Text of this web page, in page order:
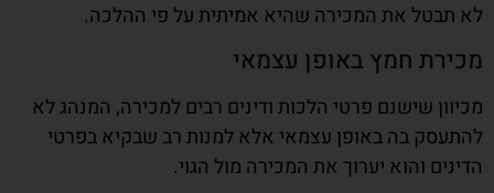
לא תבטל את המכירה שהיא אמיתית על פי ההלכה.
מכירת חמץ באופן עצמאי
מכיוון שישנם פרטי הלכות ודינים רבים למכירה, המנהג לא
להתעסק בה באופן עצמאי אלא למנות רב שבקיא בפרטי
הדינים והוא יערוך את המכירה מול הגוי.